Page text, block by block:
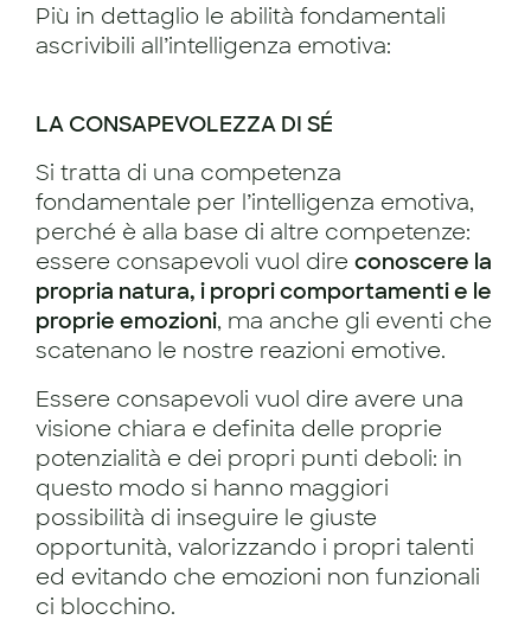
Più in dettaglio le abilità fondamentali
ascrivibili all’intelligenza emotiva:
LA CONSAPEVOLEZZA DI SÉ
Si tratta di una competenza
fondamentale per l’intelligenza emotiva,
perché è alla base di altre competenze:
essere consapevoli vuol dire conoscere la
propria natura, i propri comportamenti e le
proprie emozioni, ma anche gli eventi che
scatenano le nostre reazioni emotive.
Essere consapevoli vuol dire avere una
visione chiara e definita delle proprie
potenzialità e dei propri punti deboli: in
questo modo si hanno maggiori
possibilità di inseguire le giuste
opportunità, valorizzando i propri talenti
ed evitando che emozioni non funzionali
ci blocchino.